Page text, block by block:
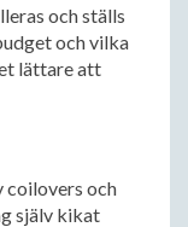
och ställs
och vilka
lättare att
coilovers och
själv kikat